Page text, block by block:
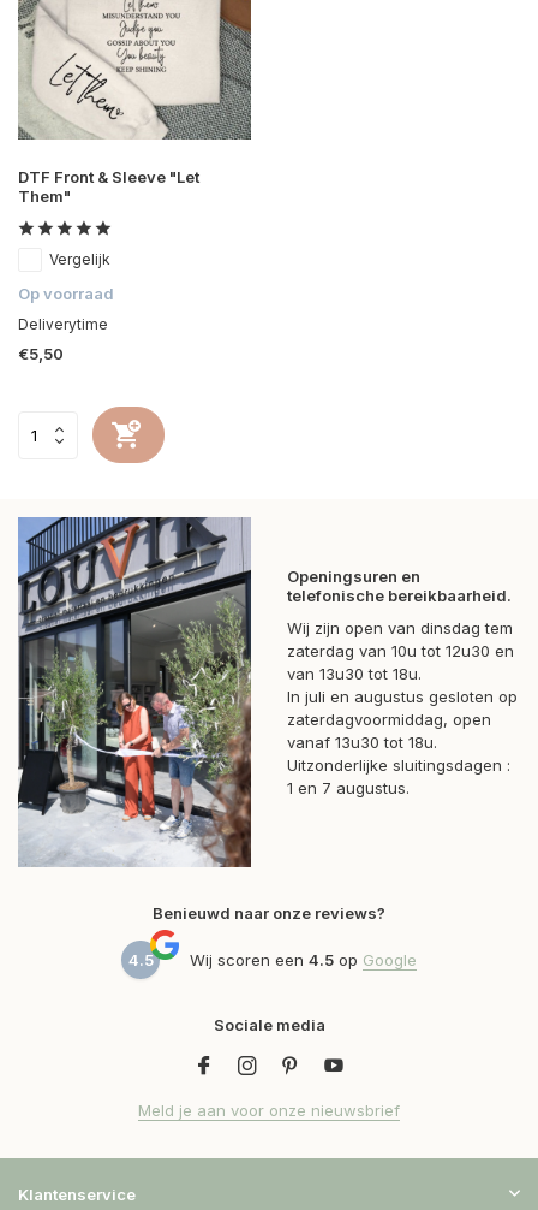
DTF Front & Sleeve "Let
Them"
Vergelijk
Op voorraad
Deliverytime
€5,50
Openingsuren en
telefonische bereikbaarheid.
Wij zijn open van dinsdag tem
zaterdag van 10u tot 12u30 en
van 13u30 tot 18u.
In juli en augustus gesloten op
zaterdagvoormiddag, open
vanaf 13u30 tot 18u.
Uitzonderlijke sluitingsdagen :
1 en 7 augustus.
Benieuwd naar onze reviews?
4.5 Wij scoren een 4.5 op Google
Sociale media
Meld je aan voor onze nieuwsbrief
Klantenservice